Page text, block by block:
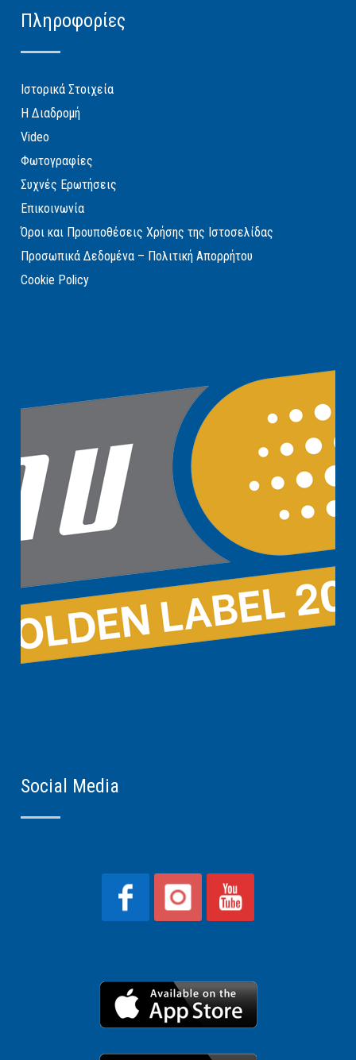
Πληροφορίες
Ιστορικά Στοιχεία
Η Διαδρομή
Video
Φωτογραφίες
Συχνές Ερωτήσεις
Επικοινωνία
Όροι και Προυποθέσεις Χρήσης της Ιστοσελίδας
Προσωπικά Δεδομένα – Πολιτική Απορρήτου
Cookie Policy
Social Media